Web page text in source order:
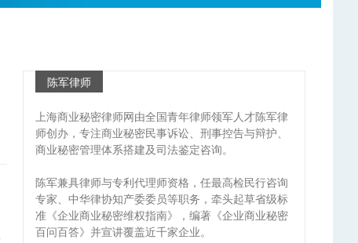
陈军律师
上海商业秘密律师网由全国青年律师领军人才陈军律
师创办，专注商业秘密民事诉讼、刑事控告与辩护、
商业秘密管理体系搭建及司法鉴定咨询。
陈军兼具律师与专利代理师资格，任最高检民行咨询
专家、中华律协知产委委员等职务，牵头起草省级标
准《企业商业秘密维权指南》，编著《企业商业秘密
百问百答》并宣讲覆盖近千家企业。